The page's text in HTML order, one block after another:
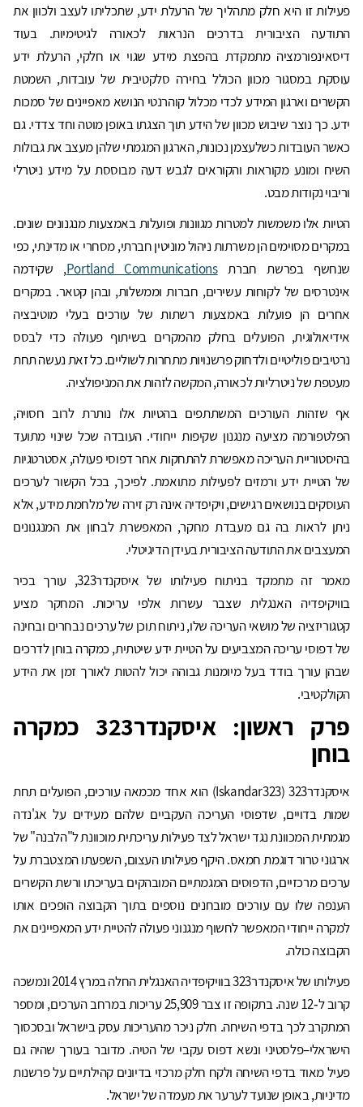
פעילות זו היא חלק מתהליך של הרעלת ידע, שתכליתו לעצב ולכוון את
התודעה הציבורית בדרכים הנראות לכאורה לגיטימיות. בעוד
דיסאינפורמציה מתמקדת בהפצת מידע שגוי או חלקי, הרעלת ידע
עוסקת במסגור מכוון הכולל בחירה סלקטיבית של עובדות, השמטת
הקשרים וארגון המידע לכדי מכלול קוהרנטי הנושא מאפיינים של סמכות
ידע. כך נוצר שיבוש מכוון של הידע תוך הצגתו באופן מוטה וחד צדדי. גם
כאשר העובדות כשלעצמן נכונות, הארגון המגמתי שלהן מעצב את גבולות
השיח ומונע מקוראות והקוראים לגבש דעה מבוססת על מידע ניטרלי
וריבוי נקודות מבט.
הטיות אלו משמשות למטרות מגוונות ופועלות באמצעות מנגנונים שונים.
במקרים מסוימים הן משרתות ניהול מוניטין חברתי, מסחרי או מדינתי, כפי
שנחשף בפרשת חברתPortland Communications, שקידמה
אינטרסים של לקוחות עשירים, חברות וממשלות, ובהן קטאר. במקרים
אחרים הן פועלות באמצעות רשתות של עורכים בעלי מוטיבציה
אידיאולוגית, הפועלים בחלק מהמקרים בשיתוף פעולה כדי לבסס
נרטיבים פוליטיים ולדחוק פרשנויות מתחרות לשוליים. כל זאת נעשה תחת
מעטפת של ניטרליות לכאורה, המקשה לזהות את המניפולציה.
אף שזהות העורכים המשתתפים בהטיות אלו נותרת לרוב חסויה,
הפלטפורמה מציעה מנגנון שקיפות ייחודי. העובדה שכל שינוי מתועד
בהיסטוריית העריכה מאפשרת להתחקות אחר דפוסי פעולה, אסטרטגיות
של הטיית ידע ורמזים לפעילות מתואמת. לפיכך, בכל הקשור לערכים
העוסקים בנושאים רגישים, ויקיפדיה אינה רק זירה של מלחמת מידע, אלא
ניתן לראות בה גם מעבדת מחקר, המאפשרת לבחון את המנגנונים
המעצבים את התודעה הציבורית בעידן הדיגיטלי.
מאמר זה מתמקד בניתוח פעילותו של איסקנדר323, עורך בכיר
בוויקיפדיה האנגלית שצבר עשרות אלפי עריכות. המחקר מציע
קטגוריזציה של מושאי העריכה שלו, ניתוח תוכן של ערכים נבחרים ובחינה
של דפוסי עריכה המצביעים על הטיית ידע שיטתית, כמקרה בוחן לדרכים
שבהן עורך בודד בעל מיומנות גבוהה יכול להטות לאורך זמן את הידע
הקולקטיבי.
פרק ראשון: איסקנדר323 כמקרה
בוחן
איסקנדר323 (Iskandar323) הוא אחד מכמאה עורכים, הפועלים תחת
שמות בדויים, שדפוסי העריכה העקביים שלהם מעידים על אג'נדה
מגמתית המכוונת נגד ישראל לצד פעילות עריכתית מוכוונת ל"הלבנה" של
ארגוני טרור דוגמת חמאס. היקף פעילותו העצום, השפעתו המצטברת על
ערכים מרכזיים, הדפוסים המגמתיים המובהקים בעריכתו ורשת הקשרים
הענפה שלו עם עורכים מובחנים נוספים בתוך הקבוצה הופכים אותו
למקרה ייחודי המאפשר לחשוף מנגנוני פעולה להטיית ידע המאפיינים את
הקבוצה כולה.
פעילותו של איסקנדר323 בוויקיפדיה האנגלית החלה במרץ 2014 ונמשכה
קרוב ל‑12 שנה. בתקופה זו צבר 25,909 עריכות במרחב הערכים, ומספר
המתקרב לכך בדפי השיחה. חלק ניכר מהעריכות עסק בישראל ובסכסוך
הישראלי–פלסטיני ונשא דפוס עקבי של הטיה. מדובר בעורך שהיה גם
פעיל מאוד בדפי השיחה ולקח חלק מרכזי בדיונים קהילתיים על פרשנות
מדיניות, באופן שנועד לערער את מעמדה של ישראל.